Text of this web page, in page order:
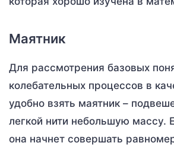
Маятник
Для рассмотрения базовых
колебательных процессов в
удобно взять маятник –
легкой нити небольшую массу.
она начнет совершать